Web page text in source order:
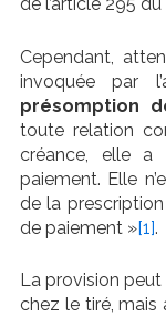
de l’article 295
Cependant,
invoquée par
présomption
toute relation
créance, elle a
paiement. Elle
de la
de paiement »[1].
La provision
chez le tiré, mais